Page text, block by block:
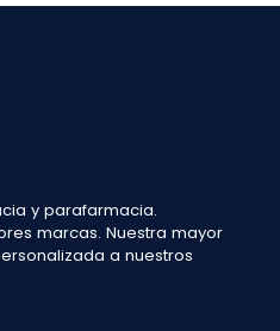
y parafarmacia.
marcas. Nuestra mayor
a nuestros